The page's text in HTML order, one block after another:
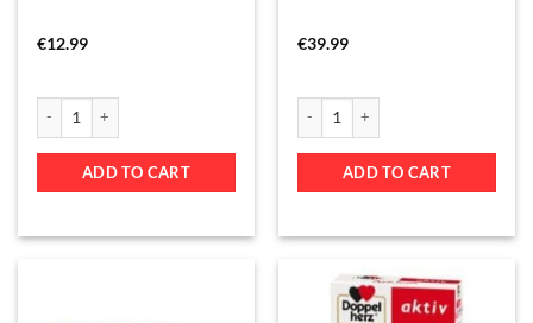
€12.99
ADD TO CART
€39.99
ADD TO CART